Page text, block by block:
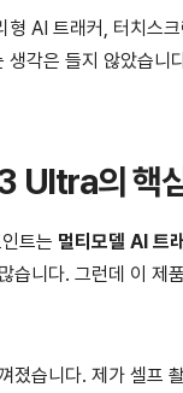
AI 트래커, 터치스
각은 들지 않았습
의 핵심
트는 멀티모델 AI 트
습니다. 그런데 이 제
졌습니다. 제가 셀프